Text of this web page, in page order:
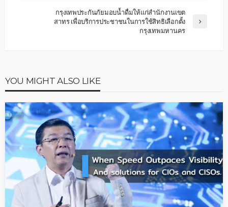
กรุงเทพประกันภัยมอบน้ำดื่มให้แก่สำนักงานเขต
สาทร เพื่อบริการประชาชนในการใช้สิทธิเลือกตั้ง
กรุงเทพมหานคร
YOU MIGHT ALSO LIKE